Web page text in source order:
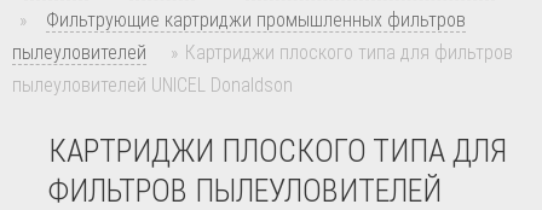
»
Фильтрующие картриджи промышленных фильтров
пылеуловителей
» Картриджи плоского типа для фильтров
пылеуловителей UNICEL Donaldson
КАРТРИДЖИ ПЛОСКОГО ТИПА ДЛЯ
ФИЛЬТРОВ ПЫЛЕУЛОВИТЕЛЕЙ